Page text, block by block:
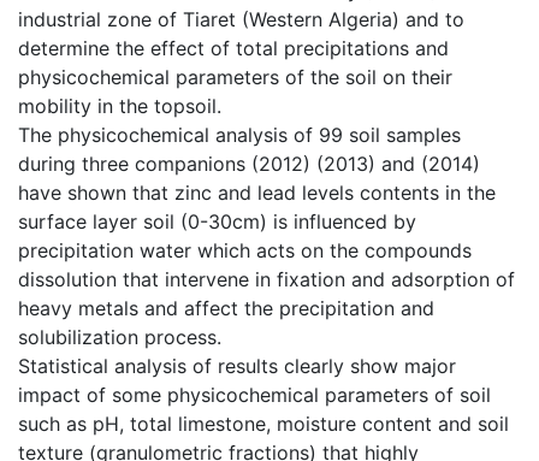
industrial zone of Tiaret (Western Algeria) and to
determine the effect of total precipitations and
physicochemical parameters of the soil on their
mobility in the topsoil.
The physicochemical analysis of 99 soil samples
during three companions (2012) (2013) and (2014)
have shown that zinc and lead levels contents in the
surface layer soil (0-30cm) is influenced by
precipitation water which acts on the compounds
dissolution that intervene in fixation and adsorption of
heavy metals and affect the precipitation and
solubilization process.
Statistical analysis of results clearly show major
impact of some physicochemical parameters of soil
such as pH, total limestone, moisture content and soil
texture (granulometric fractions) that highly